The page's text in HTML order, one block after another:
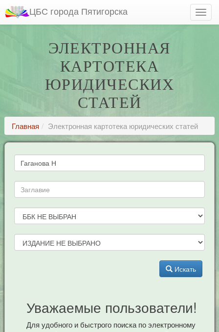
ЦБС города Пятигорска
ЭЛЕКТРОННАЯ
КАРТОТЕКА
ЮРИДИЧЕСКИХ
СТАТЕЙ
Главная Электронная картотека юридических статей
Искать
Уважаемые пользователи!
Для удобного и быстрого поиска по электронному